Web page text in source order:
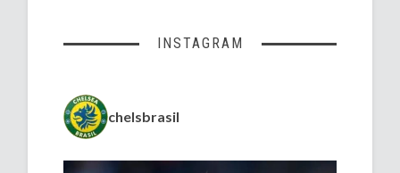
INSTAGRAM
chelsbrasil